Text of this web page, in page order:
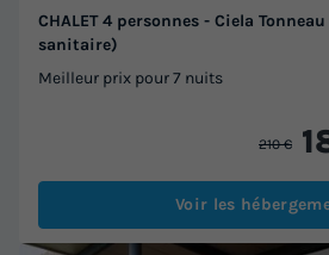
CHALET 4 personnes - Ciela
sanitaire)
Meilleur prix pour 7 nuits
210 €
Voir les